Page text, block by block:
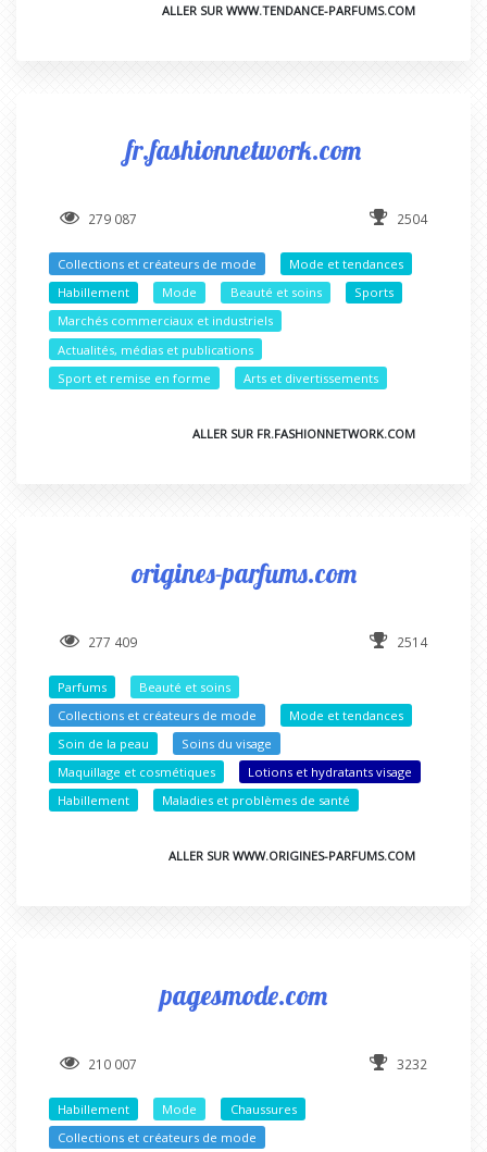
ALLER SUR WWW.TENDANCE-PARFUMS.COM
fr.fashionnetwork.com
279 087 2504
Collections et créateurs de mode
Mode et tendances
Habillement
Mode Beauté et soins
Sports
Marchés commerciaux et industriels
Actualités, médias et publications
Sport et remise en forme
Arts et divertissements
ALLER SUR FR.FASHIONNETWORK.COM
origines-parfums.com
277 409 2514
Parfums
Beauté et soins
Collections et créateurs de mode
Mode et tendances
Soin de la peau
Soins du visage
Maquillage et cosmétiques
Lotions et hydratants visage
Habillement
Maladies et problèmes de santé
ALLER SUR WWW.ORIGINES-PARFUMS.COM
pagesmode.com
210 007 3232
Habillement Mode
Chaussures
Collections et créateurs de mode